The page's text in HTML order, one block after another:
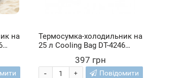
на
Термосумка-холодильник на
25 л Cooling Bag DT-4246
397 грн
+
- Повідомити